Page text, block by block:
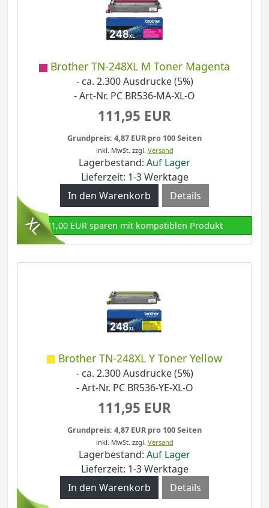
Brother TN-248XL M Toner Magenta
- ca. 2.300 Ausdrucke (5%)
- Art-Nr. PC BR536-MA-XL-O
111,95 EUR
Grundpreis: 4,87 EUR pro 100 Seiten
inkl. MwSt. zzgl. Versand
Lagerbestand: Auf Lager
Lieferzeit: 1-3 Werktage
Details
81,00 EUR sparen mit kompatiblen Produkt
Brother TN-248XL Y Toner Yellow
- ca. 2.300 Ausdrucke (5%)
- Art-Nr. PC BR536-YE-XL-O
111,95 EUR
Grundpreis: 4,87 EUR pro 100 Seiten
inkl. MwSt. zzgl. Versand
Lagerbestand: Auf Lager
Lieferzeit: 1-3 Werktage
Details